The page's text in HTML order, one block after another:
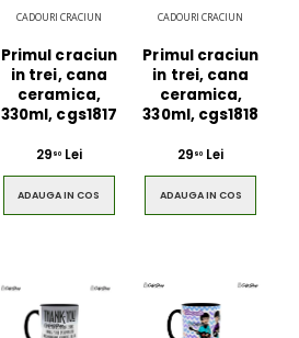
CADOURI CRACIUN
Primul craciun
in trei, cana
ceramica,
330ml, cgs1817
29 90Lei
ADAUGA IN COS
CADOURI CRACIUN
Primul craciun
in trei, cana
ceramica,
330ml, cgs1818
29 90 Lei
ADAUGA IN COS